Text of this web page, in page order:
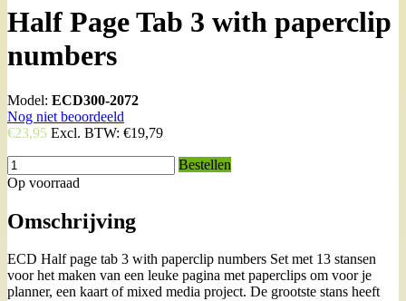
Half Page Tab 3 with paperclip
numbers
Model: ECD300-2072
Nog niet beoordeeld
€23,95 Excl. BTW: €19,79
Bestellen
Op voorraad
Omschrijving
ECD Half page tab 3 with paperclip numbers Set met 13 stansen
voor het maken van een leuke pagina met paperclips om voor je
planner, een kaart of mixed media project. De grootste stans heeft